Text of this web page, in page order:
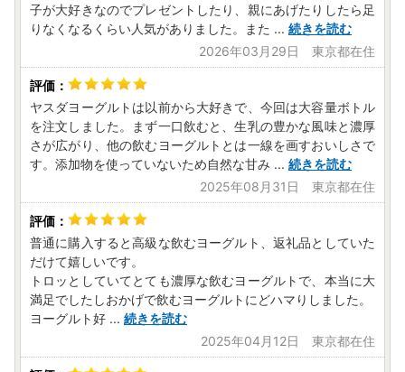
子が大好きなのでプレゼントしたり、親にあげたりしたら足
りなくなるくらい人気がありました。また ... 続きを読む
2026年03月29日 東京都在住
ヤスダヨーグルトは以前から大好きで、今回は大容量ボトル
を注文しました。まず一口飲むと、生乳の豊かな風味と濃厚
さが広がり、他の飲むヨーグルトとは一線を画すおいしさで
す。添加物を使っていないため自然な甘み ... 続きを読む
2025年08月31日 東京都在住
普通に購入すると高級な飲むヨーグルト、返礼品としていた
だけて嬉しいです。
トロッとしていてとても濃厚な飲むヨーグルトで、本当に大
満足でしたしおかげで飲むヨーグルトにどハマりしました。
ヨーグルト好 ... 続きを読む
2025年04月12日 東京都在住